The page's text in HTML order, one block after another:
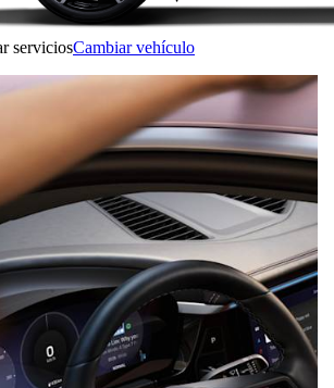
serviciosCambiar vehículo